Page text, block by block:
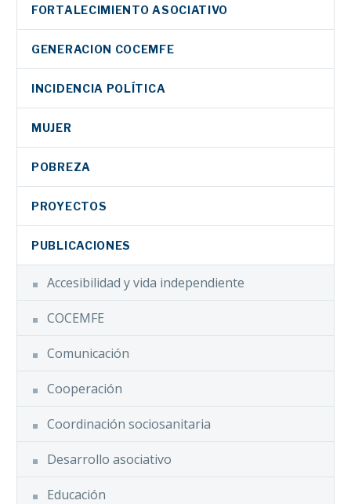
FORTALECIMIENTO ASOCIATIVO
GENERACION COCEMFE
INCIDENCIA POLÍTICA
MUJER
POBREZA
PROYECTOS
PUBLICACIONES
Accesibilidad y vida independiente
COCEMFE
Comunicación
Cooperación
Coordinación sociosanitaria
Desarrollo asociativo
Educación